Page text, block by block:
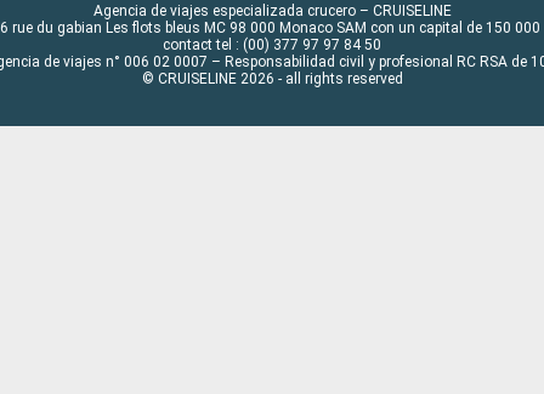
Agencia de viajes especializada crucero – CRUISELINE
rue du gabian Les flots bleus MC 98 000 Monaco SAM con un capital de 150 000
contact tel : (00) 377 97 97 84 50
de viajes n° 006 02 0007 – Responsabilidad civil y profesional RC RSA de
© CRUISELINE 2026 - all rights reserved